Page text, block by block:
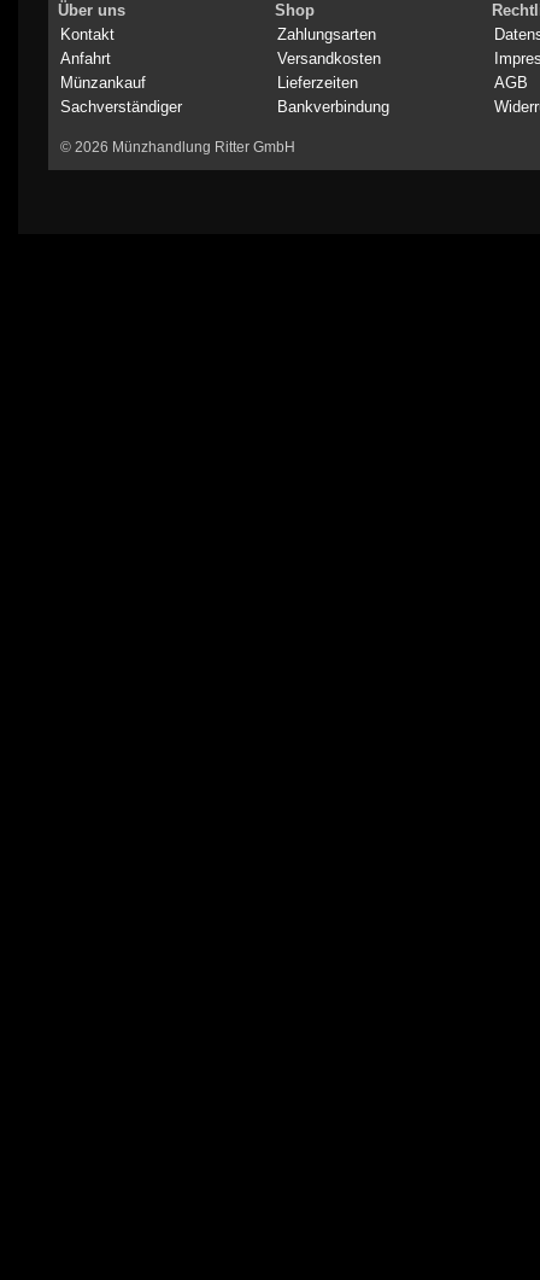
Über uns
Kontakt
Anfahrt
Münzankauf
Sachverständiger
Shop
Zahlungsarten
Versandkosten
Lieferzeiten
Bankverbindung
AGB
© 2026 Münzhandlung Ritter GmbH